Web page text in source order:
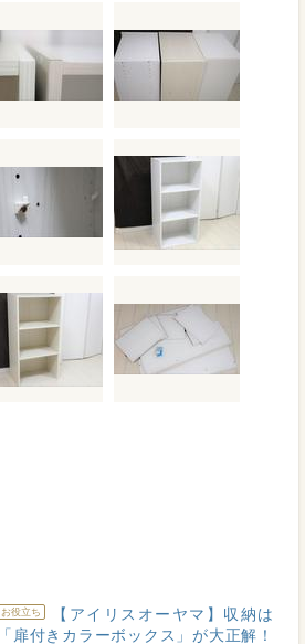
お役立ち
【アイリスオーヤマ】収納は
「扉付きカラーボックス」が大正解！